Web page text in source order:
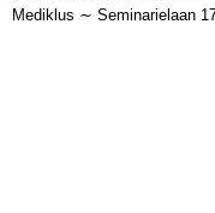
Mediklus ∼ Seminarielaan